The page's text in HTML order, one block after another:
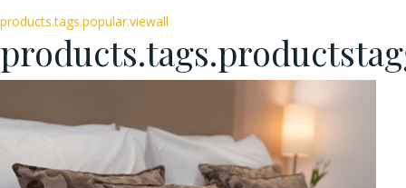
products.tags.popular.viewall